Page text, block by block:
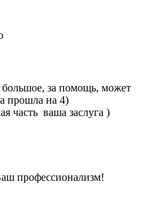
за помощь, может
прошла на 4)
часть ваша заслуга )
профессионализм!